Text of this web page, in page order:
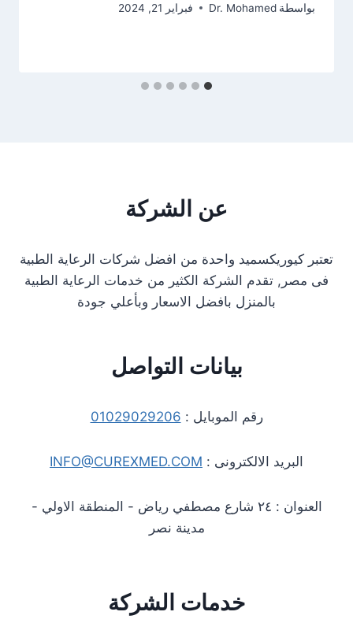
بواسطة Dr. Mohamed فبراير 21, 2024
عن الشركة
تعتبر كيوريكسميد واحدة من افضل شركات الرعاية الطبية
فى مصر, تقدم الشركة الكثير من خدمات الرعاية الطبية
بالمنزل بافضل الاسعار وبأعلي جودة
بيانات التواصل
رقم الموبايل : 01029029206
البريد الالكترونى : INFO@CUREXMED.COM
العنوان : ٢٤ شارع مصطفي رياض - المنطقة الاولي -
مدينة نصر
خدمات الشركة